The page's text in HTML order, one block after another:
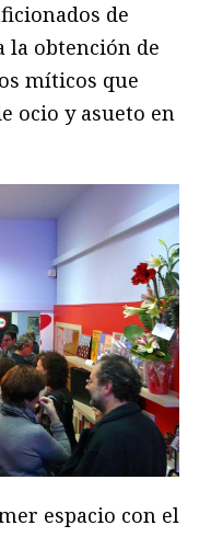
de
la obtención de
míticos que
ocio y asueto en
espacio con el